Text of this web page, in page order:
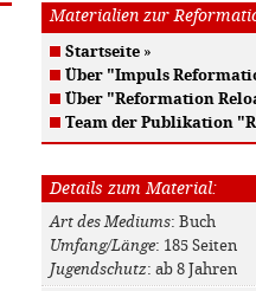
Materialien zur
Startseite »
Über "Impuls
Über "Reformation
Team der Publikation
Details zum Material:
Art des Mediums: Buch
Umfang/Länge: 185 Seiten
Jugendschutz: ab 8 Jahren